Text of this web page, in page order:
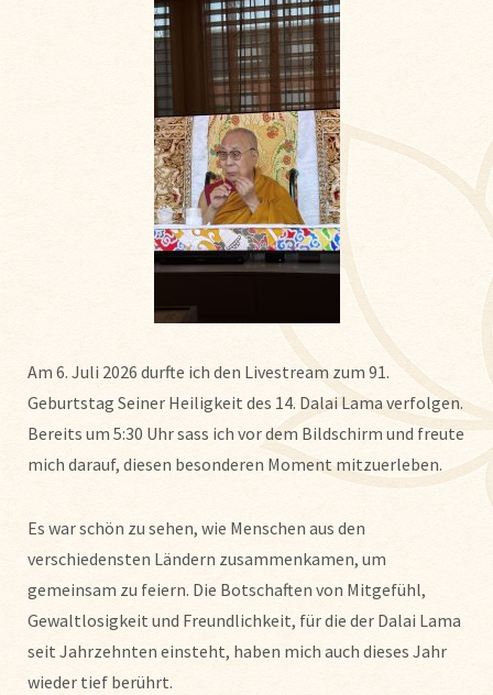
Am 6. Juli 2026 durfte ich den Livestream zum 91.
Geburtstag Seiner Heiligkeit des 14. Dalai Lama verfolgen.
Bereits um 5:30 Uhr sass ich vor dem Bildschirm und freute
mich darauf, diesen besonderen Moment mitzuerleben.
Es war schön zu sehen, wie Menschen aus den
verschiedensten Ländern zusammenkamen, um
gemeinsam zu feiern. Die Botschaften von Mitgefühl,
Gewaltlosigkeit und Freundlichkeit, für die der Dalai Lama
seit Jahrzehnten einsteht, haben mich auch dieses Jahr
wieder tief berührt.